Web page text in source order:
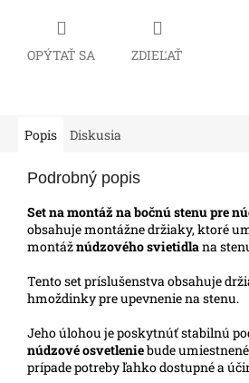
OPÝTAŤ SA ZDIEĽAŤ
Popis Diskusia
Podrobný popis
Set na montáž na bočnú stenu pre
obsahuje montážne držiaky, ktoré
montážnúdzového svietidlana
Tento set príslušenstva obsahuje
hmoždinky pre upevnenie na stenu.
Jeho úlohou je poskytnúť stabilnú
núdzové osvetleniebude
prípade potreby ľahko dostupné a